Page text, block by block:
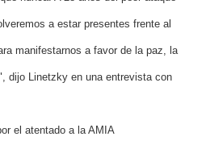
a estar presentes frente al
manifestarnos a favor de la paz, la
dijo Linetzky en una entrevista con
el atentado a la AMIA